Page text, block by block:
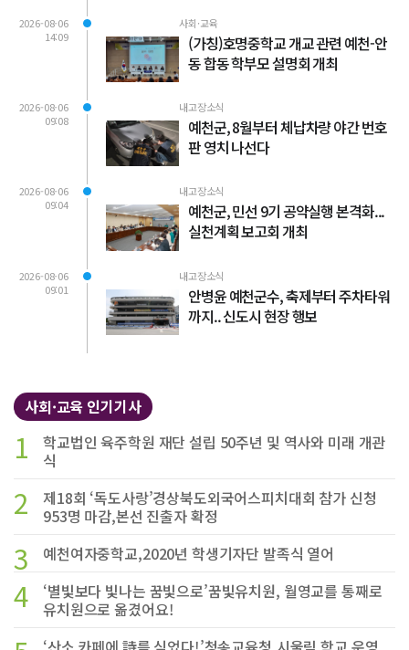
2026-08-06
14:09
사회·교육
(가칭)호명중학교 개교 관련 예천-안
동 합동 학부모 설명회 개최
2026-08-06
09:08
내고장소식
예천군, 8월부터 체납차량 야간 번호
판 영치 나선다
2026-08-06
09:04
내고장소식
예천군, 민선 9기 공약실행 본격화...
실천계획 보고회 개최
2026-08-06
09:01
내고장소식
안병윤 예천군수, 축제부터 주차타워
까지.. 신도시 현장 행보
사회·교육 인기기사
1
학교법인 육주학원 재단 설립 50주년 및 역사와 미래 개관
식
2
제18회 ‘독도사랑’경상북도외국어스피치대회 참가 신청
953명 마감,본선 진출자 확정
3 예천여자중학교,2020년 학생기자단 발족식 열어
4
‘별빛보다 빛나는 꿈빛으로’꿈빛유치원, 월영교를 통째로
유치원으로 옮겼어요!